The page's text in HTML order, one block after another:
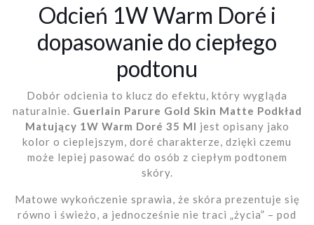
Odcień 1W Warm Doré i
dopasowanie do ciepłego
podtonu
Dobór odcienia to klucz do efektu, który wygląda
naturalnie. Guerlain Parure Gold Skin Matte Podkład
Matujący 1W Warm Doré 35 Ml jest opisany jako
kolor o cieplejszym, doré charakterze, dzięki czemu
może lepiej pasować do osób z ciepłym podtonem
skóry.
Matowe wykończenie sprawia, że skóra prezentuje się
równo i świeżo, a jednocześnie nie traci „życia” – pod